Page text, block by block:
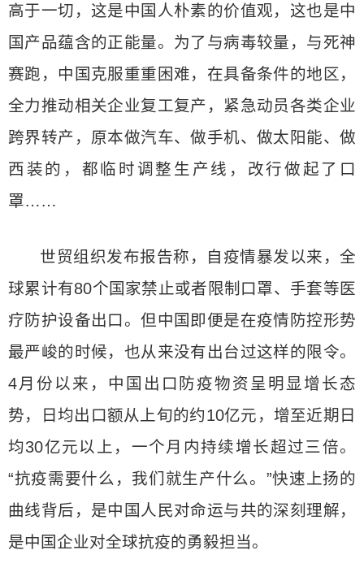
高于一切，这是中国人朴素的价值观，这也是中
国产品蕴含的正能量。为了与病毒较量，与死神
赛跑，中国克服重重困难，在具备条件的地区，
全力推动相关企业复工复产，紧急动员各类企业
跨界转产，原本做汽车、做手机、做太阳能、做
西装的，都临时调整生产线，改行做起了口
罩……
世贸组织发布报告称，自疫情暴发以来，全
球累计有80个国家禁止或者限制口罩、手套等医
疗防护设备出口。但中国即便是在疫情防控形势
最严峻的时候，也从来没有出台过这样的限令。
4月份以来，中国出口防疫物资呈明显增长态
势，日均出口额从上旬的约10亿元，增至近期日
均30亿元以上，一个月内持续增长超过三倍。
“抗疫需要什么，我们就生产什么。”快速上扬的
曲线背后，是中国人民对命运与共的深刻理解，
是中国企业对全球抗疫的勇毅担当。